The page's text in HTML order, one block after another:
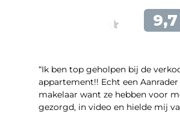
“Ik ben top geholpen bij de
appartement!! Echt een Aanrader
makelaar want ze hebben voor
gezorgd, in video en hielde mij